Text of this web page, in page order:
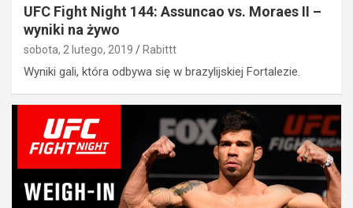
UFC Fight Night 144: Assuncao vs. Moraes II –
wyniki na żywo
sobota, 2 lutego, 2019 Rabittt
Wyniki gali, która odbywa się w brazylijskiej Fortalezie.